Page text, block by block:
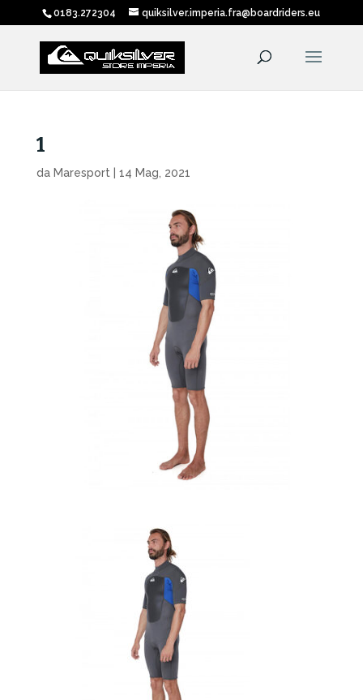
0183.272304 quiksilver.imperia.fra@boardriders.eu
1
da Maresport 14 Mag, 2021